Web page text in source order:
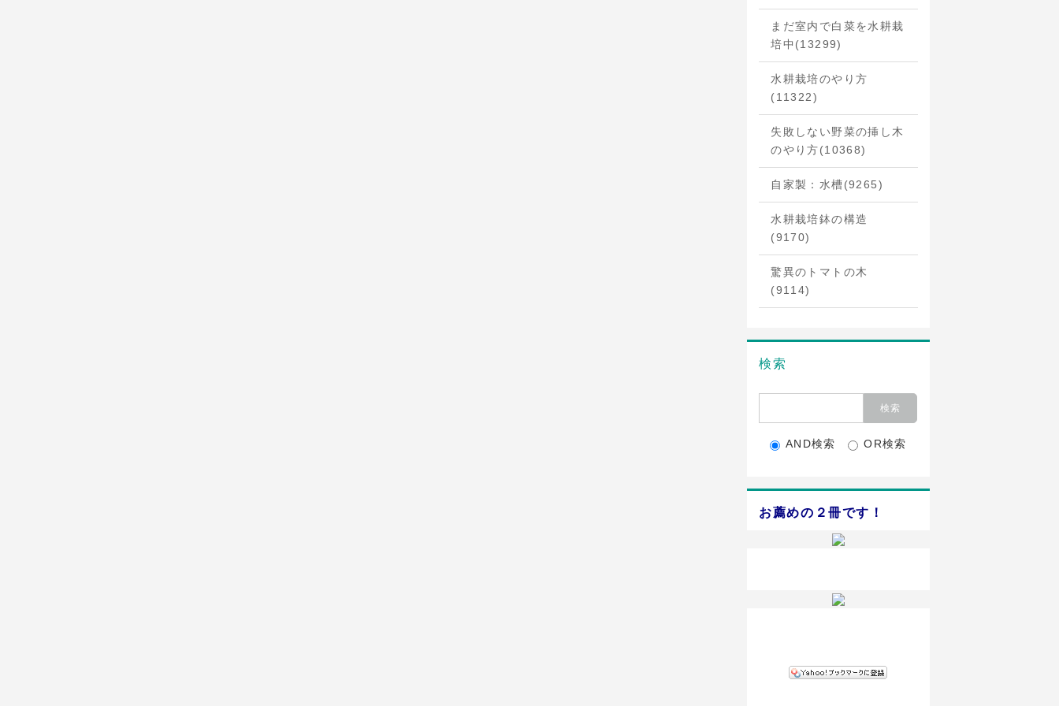
まだ室内で白菜を水耕栽
培中 (13299)
水耕栽培のやり方
(11322)
失敗しない野菜の挿し木
のやり方(10368)
自家製：水槽(9265)
水耕栽培鉢の構造
(9170)
驚異のトマトの木
(9114)
検索
AND検索 OR検索
お薦めの２冊です！